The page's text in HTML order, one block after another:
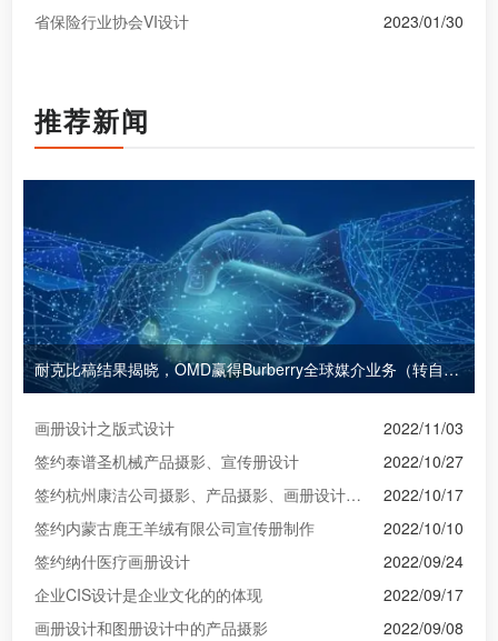
2023/01/30
省保险行业协会VI设计
推荐新闻
耐克比稿结果揭晓，OMD赢得Burberry全球媒介业务（转自广告狂人日报）
2022/11/03
画册设计之版式设计
2022/10/27
签约泰谱圣机械产品摄影、宣传册设计
2022/10/17
签约杭州康洁公司摄影、产品摄影、画册设计制作
2022/10/10
签约内蒙古鹿王羊绒有限公司宣传册制作
2022/09/24
签约纳什医疗画册设计
2022/09/17
企业CIS设计是企业文化的的体现
2022/09/08
画册设计和图册设计中的产品摄影